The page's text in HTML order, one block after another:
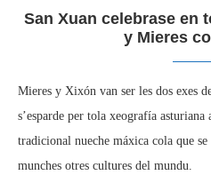
San Xuan celebrase en
y Mieres
Mieres y Xixón van ser les dos exes
s’esparde per tola xeografía
tradicional nueche máxica cola que
munches otres cultures del mundu.